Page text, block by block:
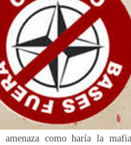
amenaza como haría la